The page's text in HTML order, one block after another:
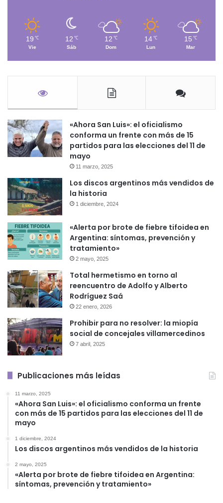
19 ℃
Vie
12 ℃
Sáb
12 ℃
Dom
14 ℃
Lun
15 ℃
Mar
«Ahora San Luis»: el oficialismo
conforma un frente con más de 15
partidos para las elecciones del 11 de
mayo
11 marzo, 2025
Los discos argentinos más vendidos de
la historia
1 diciembre, 2024
«Alerta por brote de fiebre tifoidea en
Argentina: síntomas, prevención y
tratamiento»
2 mayo, 2025
Total hermetismo en torno al
reencuentro de Adolfo y Alberto
Rodríguez Saá
22 enero, 2026
Prohibir para no resolver: la miopía
social de concejales villamercedinos
7 abril, 2025
Publicaciones más leídas
11 marzo, 2025
«Ahora San Luis»: el oficialismo conforma un frente
con más de 15 partidos para las elecciones del 11 de
mayo
1 diciembre, 2024
Los discos argentinos más vendidos de la historia
2 mayo, 2025
«Alerta por brote de fiebre tifoidea en Argentina:
síntomas, prevención y tratamiento»